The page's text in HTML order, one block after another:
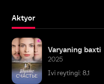
Aktyor
Varyaning baxti
2025
Ivi reytingi: 8,1